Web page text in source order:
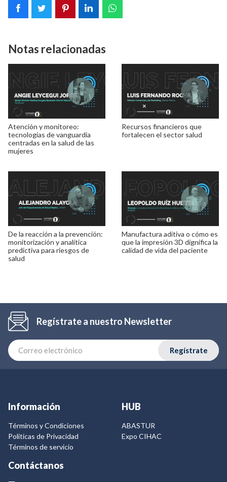
Notas relacionadas
Atención y monitoreo:
tecnologías de vanguardia
centradas en la salud de las
mujeres
Recursos financieros que
fortalecen el sector salud
De la reacción a la prevención:
monitorización y analítica
predictiva para riesgos de
salud
Manufactura aditiva o cómo es
que la impresión 3D dignifica la
calidad de vida del paciente
Regístrate a nuestro Newsletter
Regístrate
Información
Términos y Condiciones
Politicas de Privacidad
Términos de servicio
HUB
ABASTUR
Expo CIHAC
Contáctanos